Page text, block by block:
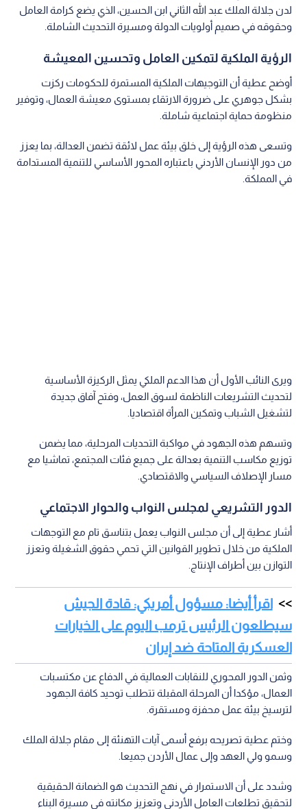
لدن جلالة الملك عبد الله الثاني ابن الحسين، الذي يضع كرامة العامل
وحقوقه في صميم أولويات الدولة ومسيرة التحديث الشاملة.
الرؤية الملكية لتمكين العامل وتحسين المعيشة
أوضح عطية أن التوجيهات الملكية المستمرة للحكومات ركزت
بشكل جوهري على ضرورة الارتقاء بمستوى معيشة العمال، وتوفير
منظومة حماية اجتماعية شاملة.
وتسعى هذه الرؤية إلى خلق بيئة عمل لائقة تضمن العدالة، بما يعزز
من دور الإنسان الأردني باعتباره المحور الأساسي للتنمية المستدامة
في المملكة.
ويرى النائب الأول أن هذا الدعم الملكي يمثل الركيزة الأساسية
لتحديث التشريعات الناظمة لسوق العمل، وفتح آفاق جديدة
لتشغيل الشباب وتمكين المرأة اقتصاديا.
وتسهم هذه الجهود في مواكبة التحديات المرحلية، مما يضمن
توزيع مكاسب التنمية بعدالة على جميع فئات المجتمع، تماشيا مع
مسار الإصلاف السياسي والاقتصادي.
الدور التشريعي لمجلس النواب والحوار الاجتماعي
أشار عطية إلى أن مجلس النواب يعمل بتناسق تام مع التوجهات
الملكية من خلال تطوير القوانين التي تحمي حقوق الشغيلة وتعزز
التوازن بين أطراف الإنتاج.
اقرأ أيضا: مسؤول أمريكي: قادة الجيش
سيطلعون الرئيس ترمب اليوم على الخيارات
العسكرية المتاحة ضد إيران
وثمن الدور المحوري للنقابات العمالية في الدفاع عن مكتسبات
العمال، مؤكدا أن المرحلة المقبلة تتطلب توحيد كافة الجهود
لترسيخ بيئة عمل محفزة ومستقرة.
وختم عطية تصريحه برفع أسمى آيات التهنئة إلى مقام جلالة الملك
وسمو ولي العهد وإلى عمال الأردن جميعا.
وشدد على أن الاستمرار في نهج التحديث هو الضمانة الحقيقية
لتحقيق تطلعات العامل الأردني وتعزيز مكانته في مسيرة البناء